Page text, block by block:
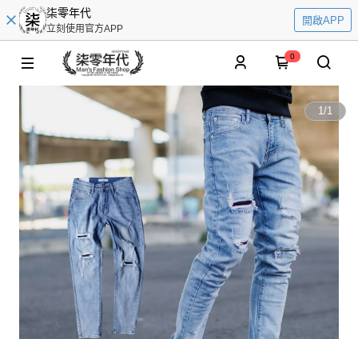
柒零年代
立刻使用官方APP
開啟APP
0
1/1